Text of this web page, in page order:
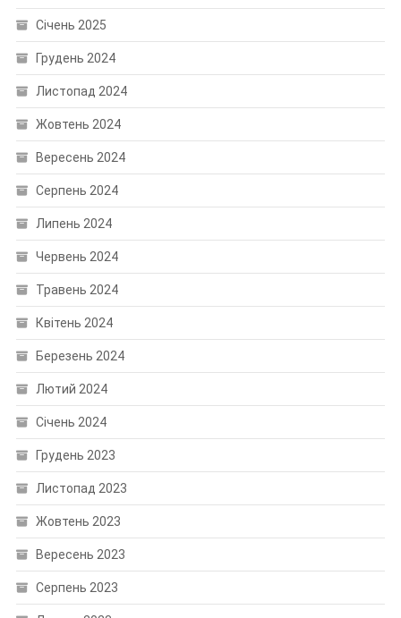
Січень 2025
Грудень 2024
Листопад 2024
Жовтень 2024
Вересень 2024
Серпень 2024
Липень 2024
Червень 2024
Травень 2024
Квітень 2024
Березень 2024
Лютий 2024
Січень 2024
Грудень 2023
Листопад 2023
Жовтень 2023
Вересень 2023
Серпень 2023